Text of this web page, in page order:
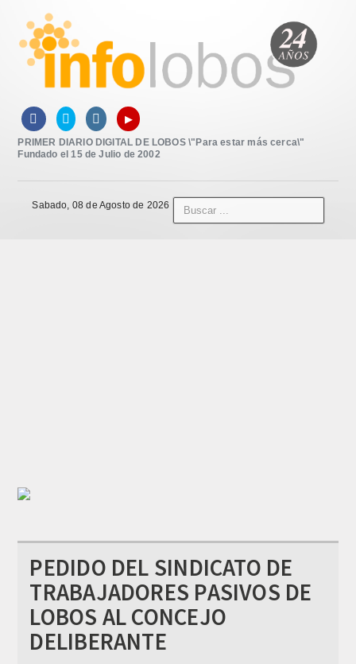
   ▸
PRIMER DIARIO DIGITAL DE LOBOS \"Para estar más cerca\"
Fundado el 15 de Julio de 2002
Sabado, 08 de Agosto de 2026
PEDIDO DEL SINDICATO DE
TRABAJADORES PASIVOS DE
LOBOS AL CONCEJO
DELIBERANTE